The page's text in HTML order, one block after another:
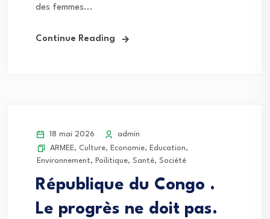
des femmes...
Continue Reading
18 mai 2026
admin
ARMEE, Culture, Economie, Education,
Environnement, Poilitique, Santé, Société
République du Congo .
Le progrès ne doit pas.